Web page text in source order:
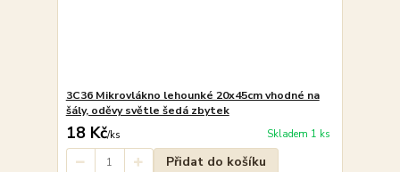
3C36 Mikrovlákno lehounké 20x45cm vhodné na
šály, oděvy světle šedá zbytek
18 Kč/ks Skladem 1 ks
Přidat do košíku